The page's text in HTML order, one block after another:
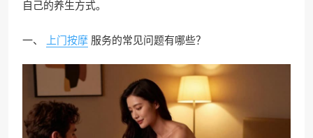
自己的养生方式。
一、 上门按摩 服务的常见问题有哪些？